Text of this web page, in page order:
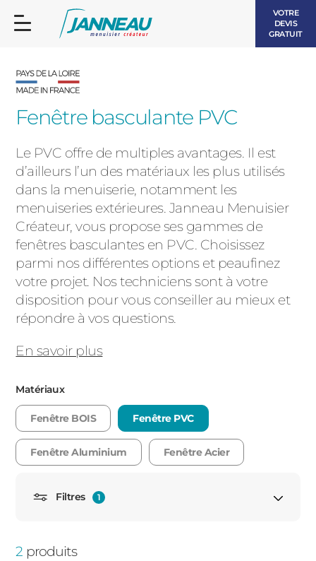
VOTRE
DEVIS
GRATUIT
Fenêtre basculante PVC
Le PVC offre de multiples avantages. Il est
d’ailleurs l’un des matériaux les plus utilisés
dans la menuiserie, notamment les
menuiseries extérieures. Janneau Menuisier
Créateur,vous propose ses gammes de
fenêtres basculantes en PVC. Choisissez
parmi nos différentes options et peaufinez
votre projet. Nos techniciens sont à votre
disposition pour vous conseiller au mieux et
répondre à vos questions.
En savoir plus
Matériaux
Fenêtre BOIS Fenêtre PVC
Fenêtre Aluminium Fenêtre Acier
Filtres 1
Porte fenêtre
2 produits
FENÊTRES ET PORTES-FENÊTRES
BOIS
BAIES VITRÉES
PORTES D’ENTRÉE
LES CONTEMPORAINES
LES INTEMPORELLES
LES LUMINEUSES
VOLETS ROULANTS
PERGOLAS
CLÔTURES